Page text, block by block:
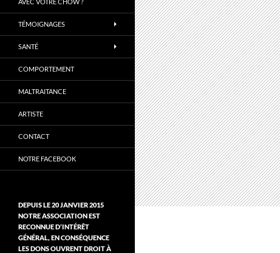
TÉMOIGNAGES
SANTÉ
COMPORTEMENT
MALTRAITANCE
ARTISTE
CONTACT
NOTRE FACEBOOK
DEPUIS LE 20 JANVIER 2015
NOTRE ASSOCIATION EST
RECONNUE D’INTÉRÊT
GÉNÉRAL, EN CONSÉQUENCE
LES DONS OUVRENT DROIT À